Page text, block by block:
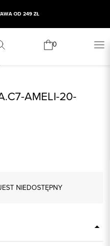
OD 249 ZŁ
0
AMELI-20-
NIEDOSTĘPNY